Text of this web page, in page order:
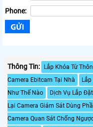
Phone:
Thông Tin: Lắp Khóa Từ
Camera Ebitcam Tại Nhà
Như Thế Nào
Dịch Vụ Lắp
Lại Camera Giám Sát Dùng
Camera Quan Sát Chống